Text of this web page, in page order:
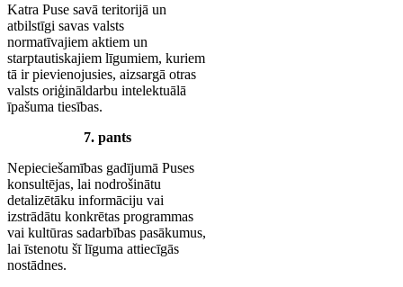
Katra Puse savā teritorijā un
atbilstīgi savas valsts
normatīvajiem aktiem un
starptautiskajiem līgumiem, kuriem
tā ir pievienojusies, aizsargā otras
valsts oriģināldarbu intelektuālā
īpašuma tiesības.
7. pants
Nepieciešamības gadījumā Puses
konsultējas, lai nodrošinātu
detalizētāku informāciju vai
izstrādātu konkrētas programmas
vai kultūras sadarbības pasākumus,
lai īstenotu šī līguma attiecīgās
nostādnes.